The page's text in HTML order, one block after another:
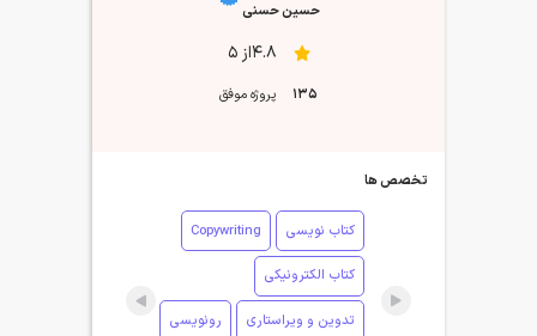
حسین حسنی
4.8از 5
135 پروژه موفق
تخصص ها
کتاب نویسی Copywriting
کتاب الکترونیکی
تدوین و ویراستاری رونویسی